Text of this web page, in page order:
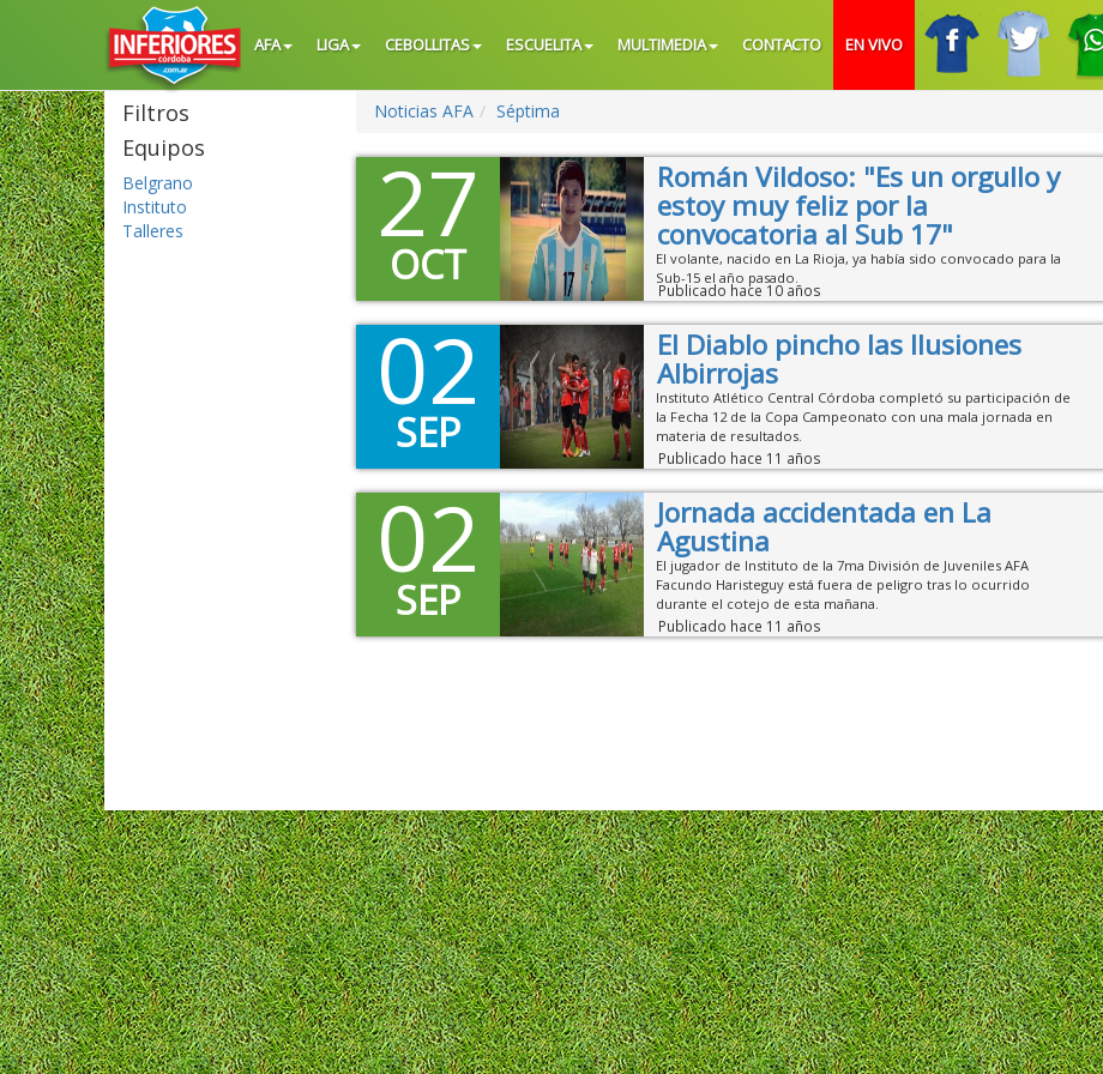
AFA LIGA CEBOLLITAS ESCUELITA MULTIMEDIA CONTACTO EN VIVO
Filtros
Equipos
Belgrano
Instituto
Talleres
Noticias AFA Séptima
27
OCT
Román Vildoso: "Es un orgullo y
estoy muy feliz por la
convocatoria al Sub 17"
El volante, nacido en La Rioja, ya había sido convocado para la
Sub-15 el año pasado.
Publicado hace 10 años
02
SEP
El Diablo pincho las Ilusiones
Albirrojas
Instituto Atlético Central Córdoba completó su participación de
la Fecha 12 de la Copa Campeonato con una mala jornada en
materia de resultados.
Publicado hace 11 años
02
SEP
Jornada accidentada en La
Agustina
El jugador de Instituto de la 7ma División de Juveniles AFA
Facundo Haristeguy está fuera de peligro tras lo ocurrido
durante el cotejo de esta mañana.
Publicado hace 11 años